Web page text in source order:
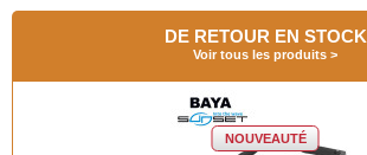
DE RETOUR EN STOCK
Voir tous les produits
NOUVEAUTÉ